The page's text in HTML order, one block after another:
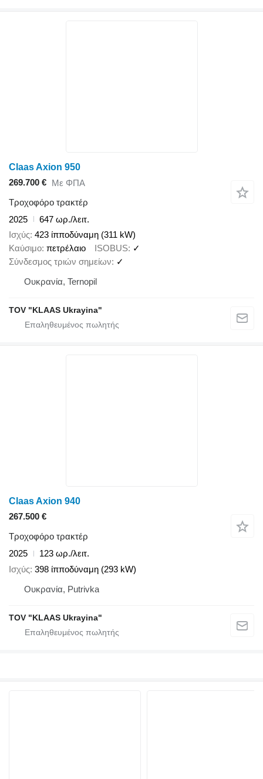
Claas Axion 950
269.700 € Με ΦΠΑ
Τροχοφόρο τρακτέρ
2025
647 ωρ./λειτ.
Ισχύς 423 ίπποδύναμη (311 kW)
Καύσιμο πετρέλαιο ISOBUS ✓
Σύνδεσμος τριών σημείων
✓
Ουκρανία, Ternopil
TOV "KLAAS Ukrayina"
Claas Axion 940
267.500 €
Τροχοφόρο τρακτέρ
2025
123 ωρ./λειτ.
Ισχύς 398 ίπποδύναμη (293 kW)
Ουκρανία, Putrivka
TOV "KLAAS Ukrayina"